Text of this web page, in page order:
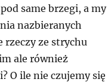
same brzegi, a my
nazbieranych
rzeczy ze strychu
ale również
O ile nie czujemy się